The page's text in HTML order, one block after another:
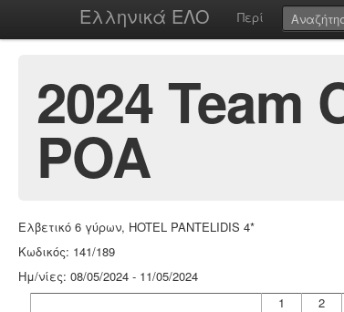
Ελληνικά ΕΛΟ Περί
2024 Team
POA
Ελβετικό 6 γύρων, HOTEL PANTELIDIS 4*
Κωδικός: 141/189
Ημ/νίες: 08/05/2024 - 11/05/2024
1
2